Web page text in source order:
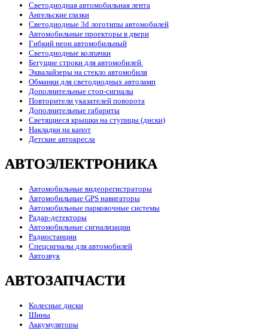
Светодиодная автомобильная лента
Ангельские глазки
Светодиодные 3d логотипы автомобилей
Автомобильные проекторы в двери
Гибкий неон автомобильный
Светодиодные колпачки
Бегущие строки для автомобилей.
Эквалайзеры на стекло автомобиля
Обманки для светодиодных автоламп
Дополнительные стоп-сигналы
Повторители указателей поворота
Дополнительные габариты
Светящиеся крышки на ступицы (диски)
Накладки на капот
Детские автокресла
АВТОЭЛЕКТРОНИКА
Автомобильные видеорегистраторы
Автомобильные GPS навигаторы
Автомобильные парковочные системы
Радар-детекторы
Автомобильные сигнализации
Радиостанции
Спецсигналы для автомобилей
Автозвук
АВТОЗАПЧАСТИ
Колесные диски
Шины
Аккумуляторы